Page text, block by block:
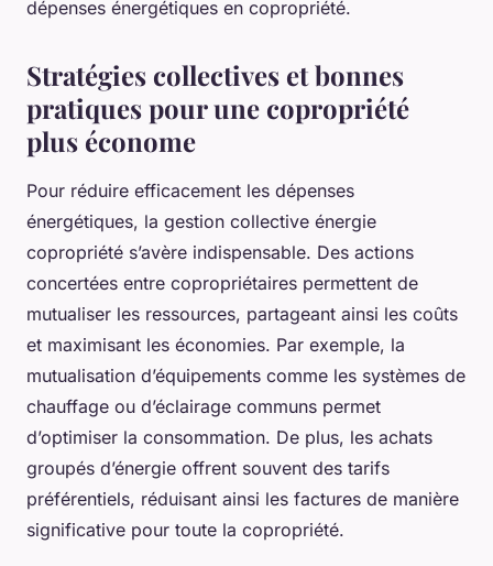
dépenses énergétiques en copropriété.
Stratégies collectives et bonnes
pratiques pour une copropriété
plus économe
Pour réduire efficacement les dépenses
énergétiques, la gestion collective énergie
copropriété s’avère indispensable. Des actions
concertées entre copropriétaires permettent de
mutualiser les ressources, partageant ainsi les coûts
et maximisant les économies. Par exemple, la
mutualisation d’équipements comme les systèmes de
chauffage ou d’éclairage communs permet
d’optimiser la consommation. De plus, les achats
groupés d’énergie offrent souvent des tarifs
préférentiels, réduisant ainsi les factures de manière
significative pour toute la copropriété.